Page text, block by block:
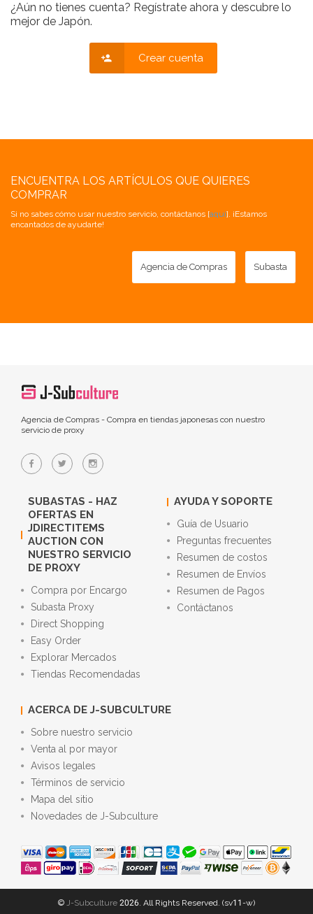
¿Aún no tienes cuenta? Regístrate ahora y descubre lo
mejor de Japón.
Crear cuenta
ENCUENTRA LOS ARTÍCULOS QUE QUIERES
COMPRAR
Si no sabes cómo usar nuestro servicio, contáctanos [aquí]. ¡Estamos
encantados de ayudarte!
Agencia de Compras Subasta
Agencia de Compras - Compra en tiendas japonesas con nuestro
servicio de proxy
SUBASTAS - HAZ
OFERTAS EN
JDIRECTITEMS
AUCTION CON
NUESTRO SERVICIO
DE PROXY
Compra por Encargo
Subasta Proxy
Direct Shopping
Easy Order
Explorar Mercados
Tiendas Recomendadas
AYUDA Y SOPORTE
Guía de Usuario
Preguntas frecuentes
Resumen de costos
Resumen de Envíos
Resumen de Pagos
Contáctanos
ACERCA DE J-SUBCULTURE
Sobre nuestro servicio
Venta al por mayor
Avisos legales
Términos de servicio
Mapa del sitio
Novedades de J-Subculture
© J-Subculture 2026. All Rights Reserved. (sv11-w)